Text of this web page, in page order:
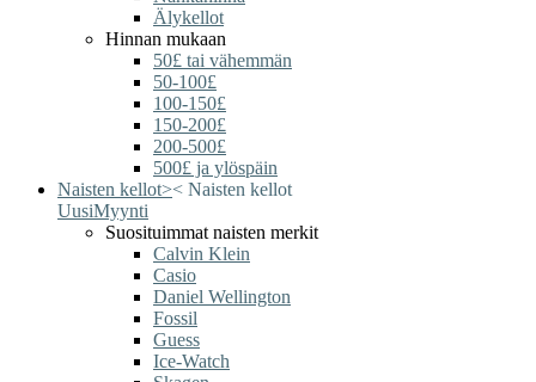
Älykellot
Hinnan mukaan
50£ tai vähemmän
50-100£
100-150£
150-200£
200-500£
500£ ja ylöspäin
Naisten kellot>< Naisten kellot
UusiMyynti
Suosituimmat naisten merkit
Calvin Klein
Casio
Daniel Wellington
Fossil
Guess
Ice-Watch